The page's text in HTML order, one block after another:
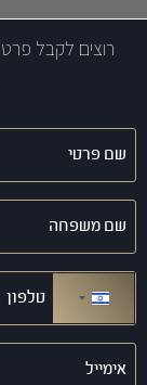
רוצים לקבל
שם
פרטי
שם
משפחה
טלפון
(חובה)
ישראל +972
אימייל
(חובה)